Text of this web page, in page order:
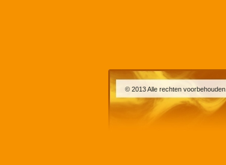
© 2013 Alle rechten voorbehouden.